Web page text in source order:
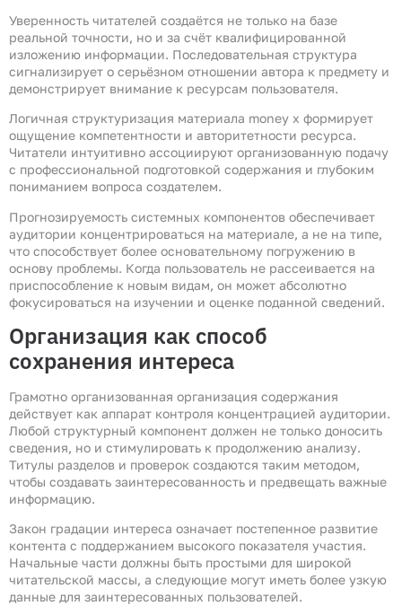
Уверенность читателей создаётся не только на базе
реальной точности, но и за счёт квалифицированной
изложению информации. Последовательная структура
сигнализирует о серьёзном отношении автора к предмету и
демонстрирует внимание к ресурсам пользователя.
Логичная структуризация материала money x формирует
ощущение компетентности и авторитетности ресурса.
Читатели интуитивно ассоциируют организованную подачу
с профессиональной подготовкой содержания и глубоким
пониманием вопроса создателем.
Прогнозируемость системных компонентов обеспечивает
аудитории концентрироваться на материале, а не на типе,
что способствует более основательному погружению в
основу проблемы. Когда пользователь не рассеивается на
приспособление к новым видам, он может абсолютно
фокусироваться на изучении и оценке поданной сведений.
Организация как способ
сохранения интереса
Грамотно организованная организация содержания
действует как аппарат контроля концентрацией аудитории.
Любой структурный компонент должен не только доносить
сведения, но и стимулировать к продолжению анализу.
Титулы разделов и проверок создаются таким методом,
чтобы создавать заинтересованность и предвещать важные
информацию.
Закон градации интереса означает постепенное развитие
контента с поддержанием высокого показателя участия.
Начальные части должны быть простыми для широкой
читательской массы, а следующие могут иметь более узкую
данные для заинтересованных пользователей.